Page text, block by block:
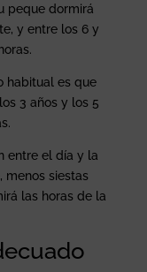
peque dormirá
y entre los 6 y
habitual es que
3 años y los 5
entre el día y la
menos siestas
las horas de la